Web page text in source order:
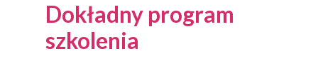
Dokładny program
szkolenia